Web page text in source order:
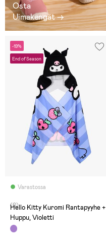
Osta
Uimakengät →
-19%
End of Season
Varastossa
(0)
Hello Kitty Kuromi Rantapyyhe +
Huppu, Violetti